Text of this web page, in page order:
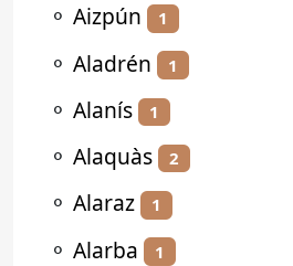
⚬ Aizpún 1
⚬ Aladrén 1
⚬ Alanís 1
⚬ Alaquàs 2
⚬ Alaraz 1
⚬ Alarba 1